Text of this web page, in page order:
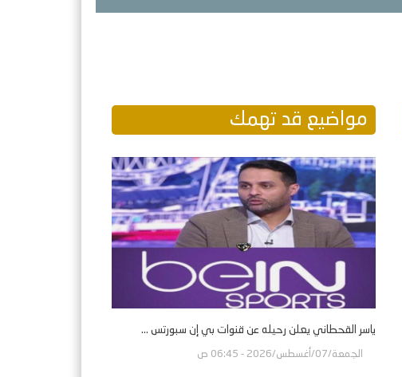
مواضيع قد تهمك
ياسر القحطاني يعلن رحيله عن قنوات بي إن سبورتس ...
الجمعة/07/أغسطس/2026 - 06:45 ص